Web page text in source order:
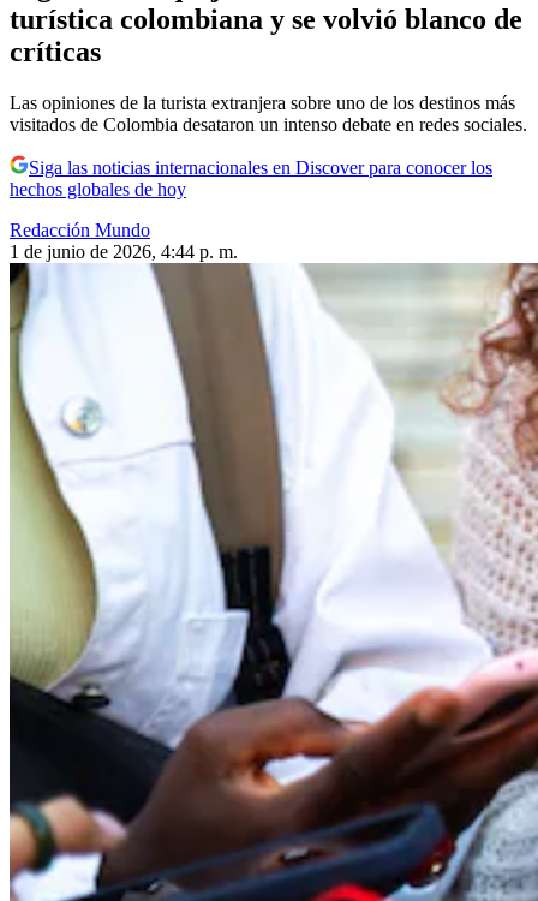
turística colombiana y se volvió blanco de
críticas
Las opiniones de la turista extranjera sobre uno de los destinos más
visitados de Colombia desataron un intenso debate en redes sociales.
Siga las noticias internacionales en Discover para conocer los
hechos globales de hoy
Redacción Mundo
1 de junio de 2026, 4:44 p. m.